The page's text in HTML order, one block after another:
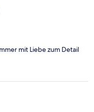
mit Liebe zum Detail